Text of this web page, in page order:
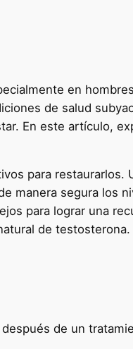
en
de salud
En este artículo,
para restaurarlos.
manera segura los
para lograr una
de testosterona.
de un